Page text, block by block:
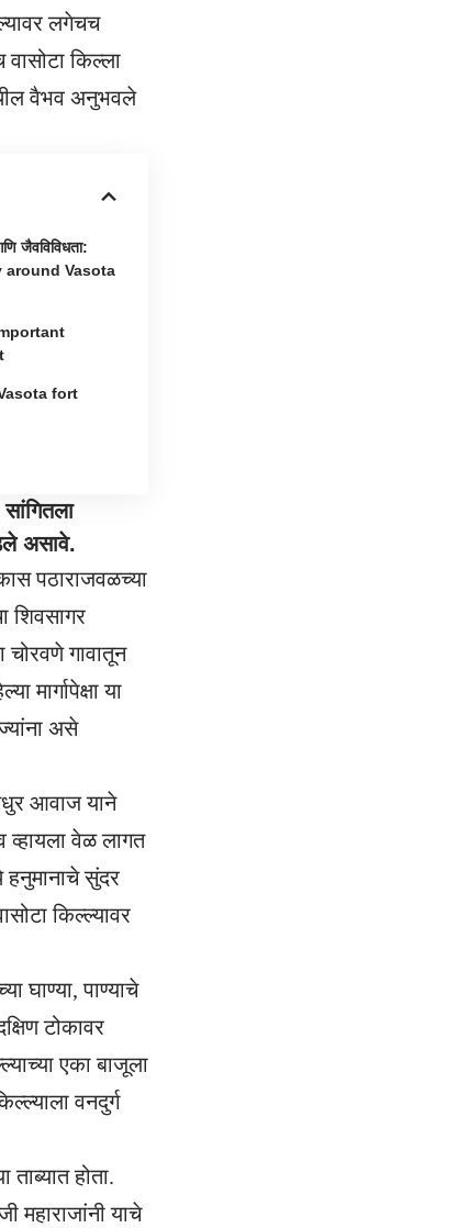
लगेचच
किल्ला
वैभव अनुभवले
जैवविविधता:
Vasota
Important
Vasota fort
असावे.
पठाराजवळच्या
शिवसागर
गावातून
मार्गापेक्षा या
असे
आवाज याने
व्हायला वेळ लागत
हनुमानाचे सुंदर
किल्ल्यावर
घाण्या, पाण्याचे
टोकावर
एका बाजूला
वनदुर्ग
ताब्यात होता.
महाराजांनी याचे